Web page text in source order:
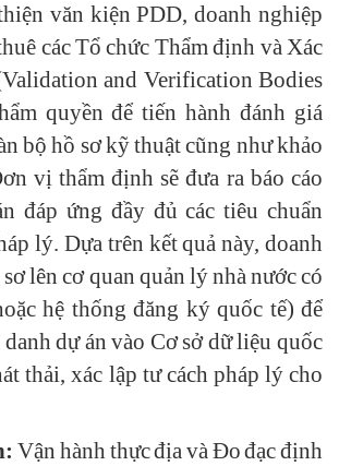
văn kiện PDD, doanh nghiệp
các Tổ chức Thẩm định và Xác
and Verification Bodies
quyền để tiến hành đánh giá
bộ hồ sơ kỹ thuật cũng như khảo
vị thẩm định sẽ đưa ra báo cáo
đáp ứng đầy đủ các tiêu chuẩn
lý. Dựa trên kết quả này, doanh
lên cơ quan quản lý nhà nước có
hệ thống đăng ký quốc tế) để
dự án vào Cơ sở dữ liệu quốc
thải, xác lập tư cách pháp lý cho
Vận hành thực địa và Đo đạc định